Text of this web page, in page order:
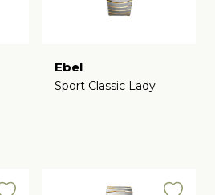
Ebel
Sport Classic Lady